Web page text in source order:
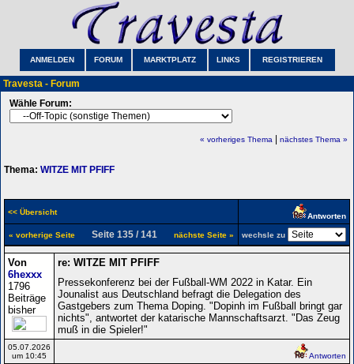
ANMELDEN FORUM MARKTPLATZ LINKS REGISTRIEREN
Travesta - Forum
Wähle Forum:
« vorheriges Thema nächstes Thema »
Thema: WITZE MIT PFIFF
<< Übersicht Antworten
« vorherige Seite Seite 135 / 141 nächste Seite » wechsle zu
Von
6hexxx
1796
Beiträge
bisher
re: WITZE MIT PFIFF
Pressekonferenz bei der Fußball-WM 2022 in Katar. Ein
Jounalist aus Deutschland befragt die Delegation des
Gastgebers zum Thema Doping. "Dopinh im Fußball bringt gar
nichts", antwortet der katarische Mannschaftsarzt. "Das Zeug
muß in die Spieler!"
05.07.2026
um 10:45
Antworten